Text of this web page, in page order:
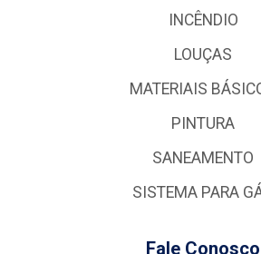
INCÊNDIO
LOUÇAS
MATERIAIS
PINTURA
SANEAMENTO
SISTEMA PARA
Fale Conosco